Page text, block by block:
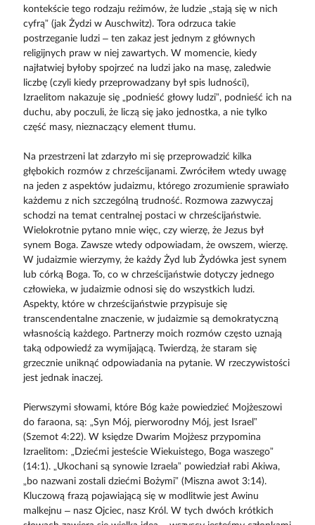
kontekście tego rodzaju reżimów, że ludzie „stają się w nich
cyfrą” (jak Żydzi w Auschwitz). Tora odrzuca takie
postrzeganie ludzi – ten zakaz jest jednym z głównych
religijnych praw w niej zawartych. W momencie, kiedy
najłatwiej byłoby spojrzeć na ludzi jako na masę, zaledwie
liczbę (czyli kiedy przeprowadzany był spis ludności),
Izraelitom nakazuje się „podnieść głowy ludzi”, podnieść ich na
duchu, aby poczuli, że liczą się jako jednostka, a nie tylko
część masy, nieznaczący element tłumu.
Na przestrzeni lat zdarzyło mi się przeprowadzić kilka
głębokich rozmów z chrześcijanami. Zwróciłem wtedy uwagę
na jeden z aspektów judaizmu, którego zrozumienie sprawiało
każdemu z nich szczególną trudność. Rozmowa zazwyczaj
schodzi na temat centralnej postaci w chrześcijaństwie.
Wielokrotnie pytano mnie więc, czy wierzę, że Jezus był
synem Boga. Zawsze wtedy odpowiadam, że owszem, wierzę.
W judaizmie wierzymy, że każdy Żyd lub Żydówka jest synem
lub córką Boga. To, co w chrześcijaństwie dotyczy jednego
człowieka, w judaizmie odnosi się do wszystkich ludzi.
Aspekty, które w chrześcijaństwie przypisuje się
transcendentalne znaczenie, w judaizmie są demokratyczną
własnością każdego. Partnerzy moich rozmów często uznają
taką odpowiedź za wymijającą. Twierdzą, że staram się
grzecznie uniknąć odpowiadania na pytanie. W rzeczywistości
jest jednak inaczej.
Pierwszymi słowami, które Bóg każe powiedzieć Mojżeszowi
do faraona, są: „Syn Mój, pierworodny Mój, jest Israel”
(Szemot 4:22). W księdze Dwarim Mojżesz przypomina
Izraelitom: „Dziećmi jesteście Wiekuistego, Boga waszego”
(14:1). „Ukochani są synowie Izraela” powiedział rabi Akiwa,
„bo nazwani zostali dziećmi Bożymi” (Miszna awot 3:14).
Kluczową frazą pojawiającą się w modlitwie jest Awinu
malkejnu – nasz Ojciec, nasz Król. W tych dwóch krótkich